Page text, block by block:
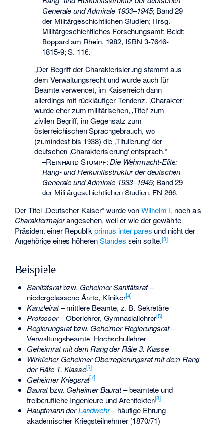
Generale und Admirale 1933–1945; Band 29
der Militärgeschichtlichen Studien; Hrsg.
Militärgeschichtliches Forschungsamt; Boldt;
Boppard am Rhein, 1982, ISBN 3-7646-
1815-9; S. 116.
„Der Begriff der Charakterisierung stammt aus
dem Verwaltungsrecht und wurde auch für
Beamte verwendet, im Kaiserreich dann
allerdings mit rückläufiger Tendenz. ‚Charakter‘
wurde eher zum militärischen, ‚Titel‘ zum
zivilen Begriff, im Gegensatz zum
österreichischen Sprachgebrauch, wo
(zumindest bis 1938) die ‚Titulierung‘ der
deutschen ‚Charakterisierung‘ entsprach.“
–Reinhard Stumpf: Die Wehrmacht-Elite:
Rang- und Herkunftsstruktur der deutschen
Generale und Admirale 1933–1945; Band 29
der Militärgeschichtlichen Studien, FN 266.
Der Titel „Deutscher Kaiser“ wurde vonWilhelm I. noch als
Charaktermajorangesehen, weil er wie der gewählte
Präsident einer Republikprimus inter pares und nicht der
Angehörige eines höherenStandes sein sollte.[3]
Beispiele
Sanitätsratbzw. Geheimer Sanitätsrat–
niedergelassene Ärzte, Kliniker[4]
Kanzleirat– mittlere Beamte, z. B. Sekretäre
Professor– Oberlehrer, Gymnasiallehrer[5]
Regierungsratbzw. Geheimer Regierungsrat–
Verwaltungsbeamte, Hochschullehrer
Geheimrat mit dem Rang der Räte 3. Klasse
Wirklicher Geheimer Oberregierungsrat mit dem Rang
der Räte 1. Klasse[6]
Geheimer Kriegsrat[7]
Bauratbzw. Geheimer Baurat– beamtete und
freiberufliche Ingenieure und Architekten[8]
Hauptmann derLandwehr– häufige Ehrung
akademischer Kriegsteilnehmer (1870/71)